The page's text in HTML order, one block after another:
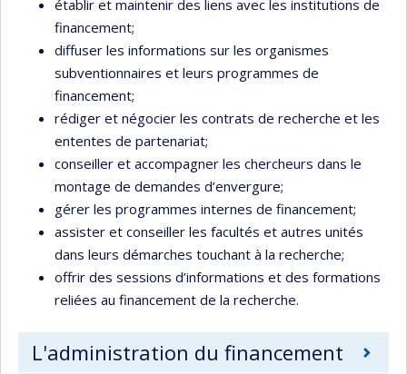
établir et maintenir des liens avec les institutions de
financement;
diffuser les informations sur les organismes
subventionnaires et leurs programmes de
financement;
rédiger et négocier les contrats de recherche et les
ententes de partenariat;
conseiller et accompagner les chercheurs dans le
montage de demandes d’envergure;
gérer les programmes internes de financement;
assister et conseiller les facultés et autres unités
dans leurs démarches touchant à la recherche;
offrir des sessions d’informations et des formations
reliées au financement de la recherche.
L'administration du financement